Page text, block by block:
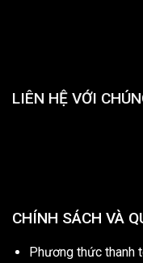
LIÊN HỆ VỚI
CHÍNH SÁCH VÀ
Phương thức thanh